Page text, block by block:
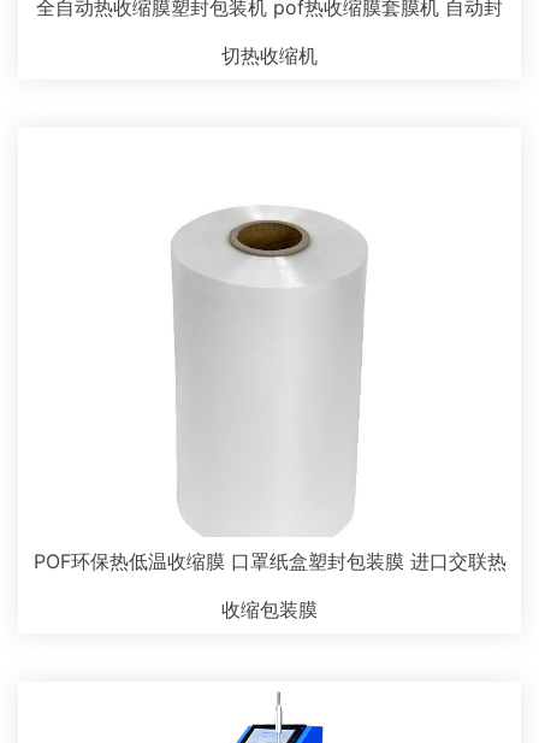
全自动热收缩膜塑封包装机 pof热收缩膜套膜机 自动封
切热收缩机
POF环保热低温收缩膜 口罩纸盒塑封包装膜 进口交联热
收缩包装膜